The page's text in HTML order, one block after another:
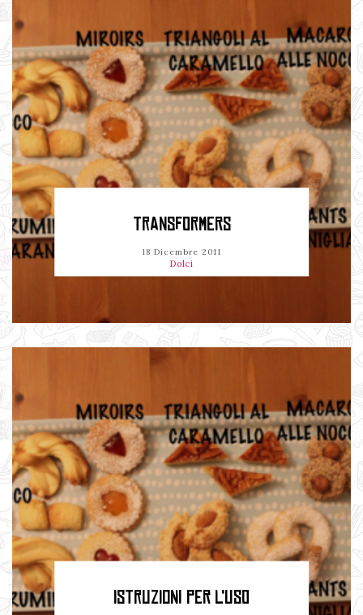
TRANSFORMERS
18 Dicembre 2011
Dolci
ISTRUZIONI PER L'USO